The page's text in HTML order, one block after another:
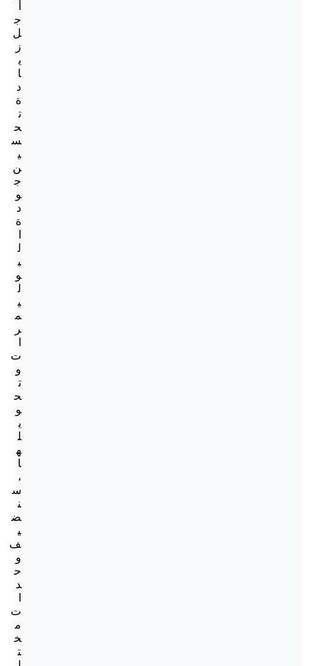
ج
ل
ز
ي
ا
د
ة
ت
ح
س
ي
ن
ج
و
د
ة
ل
ب
و
ل
ي
م
ر
ت
و
ت
ح
و
ي
ل
ه
ا
،
س
ن
ض
ي
ف
و
ح
د
ت
م
خ
ت